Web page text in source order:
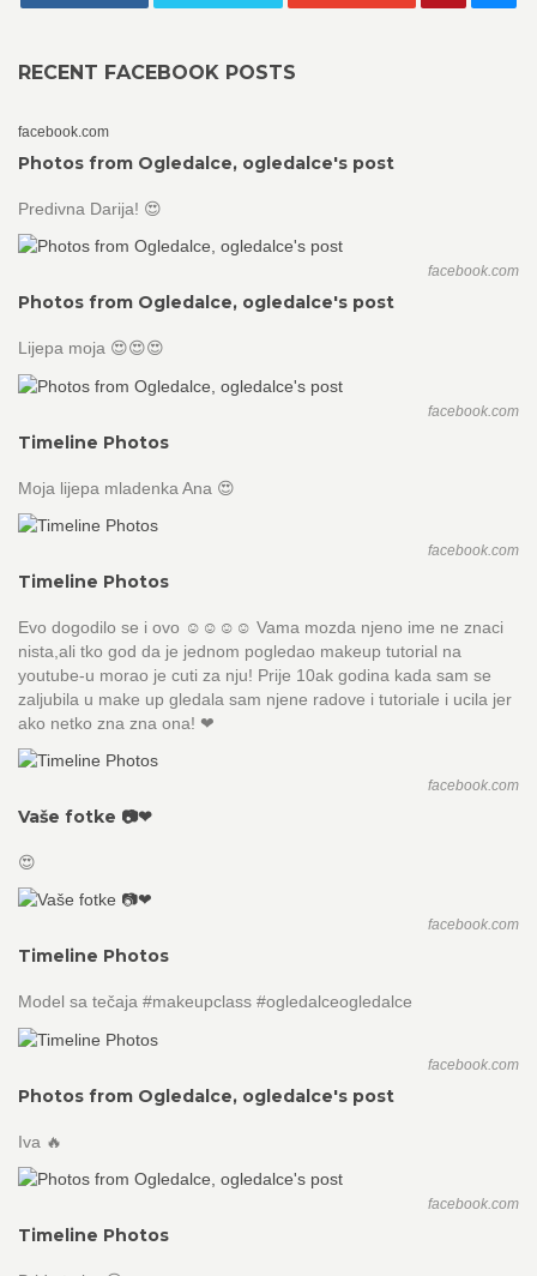
RECENT FACEBOOK POSTS
facebook.com
Photos from Ogledalce, ogledalce's post
Predivna Darija! 😍
facebook.com
Photos from Ogledalce, ogledalce's post
Lijepa moja 😍😍😍
facebook.com
Timeline Photos
Moja lijepa mladenka Ana 😍
facebook.com
Timeline Photos
Evo dogodilo se i ovo ☺☺☺☺ Vama mozda njeno ime ne znaci
nista,ali tko god da je jednom pogledao makeup tutorial na
youtube-u morao je cuti za nju! Prije 10ak godina kada sam se
zaljubila u make up gledala sam njene radove i tutoriale i ucila jer
ako netko zna zna ona! ❤
facebook.com
Vaše fotke 📷❤
😍
facebook.com
Timeline Photos
Model sa tečaja #makeupclass #ogledalceogledalce
facebook.com
Photos from Ogledalce, ogledalce's post
Iva 🔥
facebook.com
Timeline Photos